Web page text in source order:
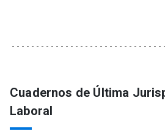
Cuadernos de Última
Laboral